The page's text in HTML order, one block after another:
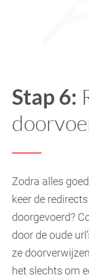
Stap 6:
Zodra alles
keer de
doorgevoerd?
door de oude
ze
het slechts om